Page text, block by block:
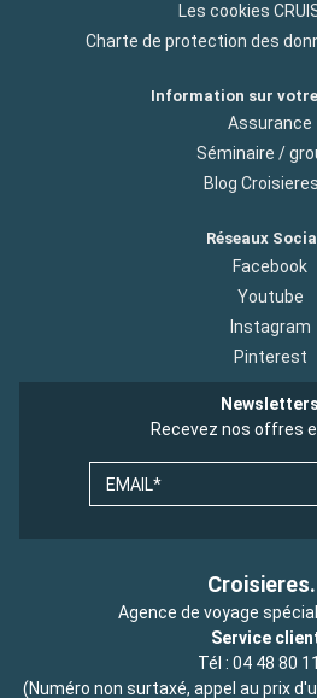
Les cookies
Charte de protection des
Information sur
Assurance
Séminaire /
Blog
Réseaux
Facebook
Youtube
Instagram
Pinterest
Newsletters
Recevez nos offres
EMAIL*
Agence de voyage
Service
Tél : 04 48 80
(Numéro non surtaxé, appel au prix